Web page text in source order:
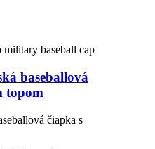
baseballová
topom
čiapka s